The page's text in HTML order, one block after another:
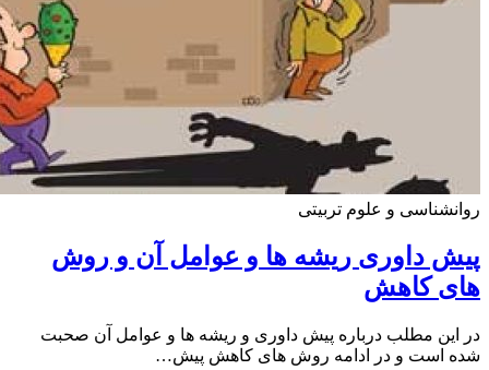
و علوم تربیتی
داوری ریشه ها و عوامل آن و روش
کاهش
مطلب درباره پیش داوری و ریشه ها و عوامل آن صحبت
است و در ادامه روش های کاهش پیش…